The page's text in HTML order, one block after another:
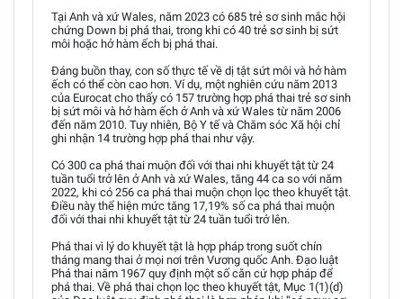
Tại Anh và xứ Wales, năm 2023 có 685 trẻ sơ sinh mắc hội
chứng Down bị phá thai, trong khi có 40 trẻ sơ sinh bị sứt
môi hoặc hở hàm ếch bị phá thai.
Đáng buồn thay, con số thực tế về dị tật sứt môi và hở hàm
ếch có thể còn cao hơn. Ví dụ, một nghiên cứu năm 2013
của Eurocat cho thấy có 157 trường hợp phá thai trẻ sơ sinh
bị sứt môi và hở hàm ếch ở Anh và xứ Wales từ năm 2006
đến năm 2010. Tuy nhiên, Bộ Y tế và Chăm sóc Xã hội chỉ
ghi nhận 14 trường hợp phá thai như vậy.
Có 300 ca phá thai muộn đối với thai nhi khuyết tật từ 24
tuần tuổi trở lên ở Anh và xứ Wales, tăng 44 ca so với năm
2022, khi có 256 ca phá thai muộn chọn lọc theo khuyết tật.
Điều này thể hiện mức tăng 17,19% số ca phá thai muộn
đối với thai nhi khuyết tật từ 24 tuần tuổi trở lên.
Phá thai vì lý do khuyết tật là hợp pháp trong suốt chín
tháng mang thai ở mọi nơi trên Vương quốc Anh. Đạo luật
Phá thai năm 1967 quy định một số căn cứ hợp pháp để
phá thai. Về phá thai chọn lọc theo khuyết tật, Mục 1(1)(d)